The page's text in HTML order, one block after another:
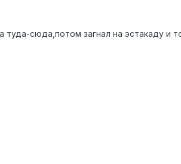
туда-сюда,потом загнал на эстакаду и